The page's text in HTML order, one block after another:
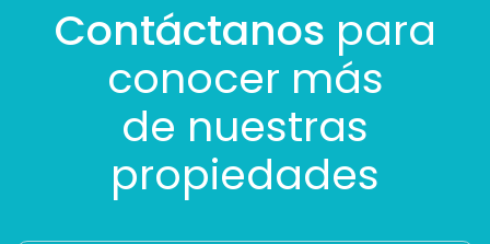
Contáctanos para
conocer más
de nuestras
propiedades